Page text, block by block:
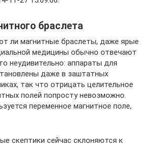
браслета
ли магнитные браслеты, даже ярые
медицины обычно отвечают
неудивительно: аппараты для
даже в заштатных
так что отрицать целительное
полей попросту невозможно.
переменное магнитное поле,
скептики сейчас склоняются к